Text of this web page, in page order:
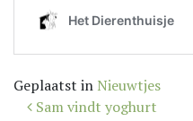
Geplaatst in Nieuwtjes
Bericht
Sam vindt yoghurt